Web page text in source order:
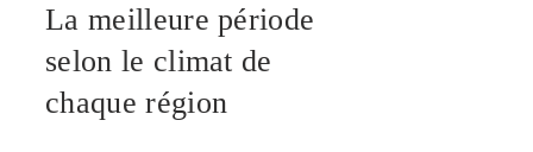
La meilleure période
selon le climat de
chaque région